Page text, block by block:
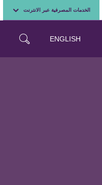
الخدمات المصرفية عبر الانترنت
ENGLISH